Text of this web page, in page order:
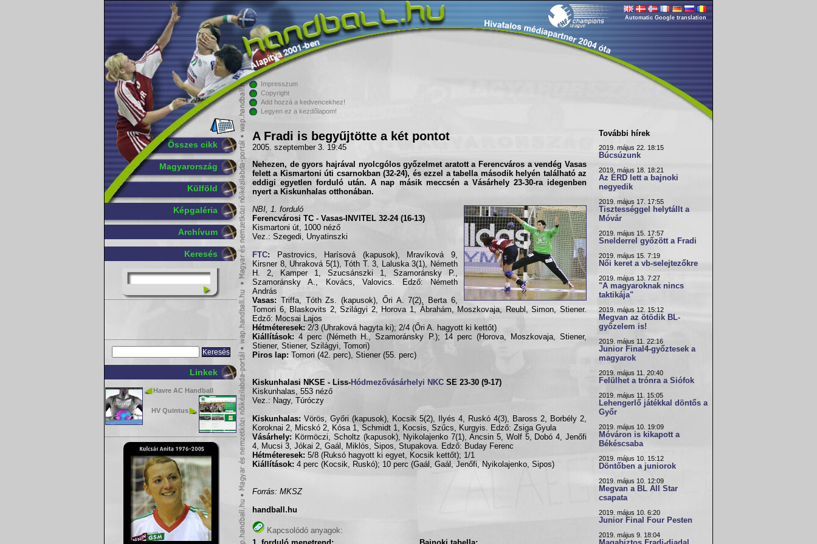
Összes cikk
Magyarország
Külföld
Képgaléria
Archívum
Keresés
Linkek
Havre AC Handball
HV Quintus
Automatic Google translation
Impresszum
Copyright
Add hozzá a kedvencekhez!
Legyen ez a kezdőlapom!
A Fradi is begyűjtötte a két pontot
2005. szeptember 3. 19:45
Nehezen, de gyors hajrával nyolcgólos győzelmet aratott a Ferencváros a vendégVasas
felett a Kismartoni úti csarnokban (32-24), és ezzel a tabella második helyén található az
eddigi egyetlen forduló után. A nap másik meccsén a Vásárhely23-30-ra idegenben
nyert a Kiskunhalas otthonában.
NBI, 1. forduló
Ferencvárosi TC - Vasas-INVITEL 32-24 (16-13)
Kismartoni út, 1000 néző
Vez.: Szegedi, Unyatinszki
FTC: Pastrovics, Harísová (kapusok), Mravíková 9,
Kirsner 8, Uhraková 5(1), Tóth T. 3, Laluska 3(1), Németh
H. 2, Kamper 1, Szucsánszki 1, Szamoránsky P.,
Szamoránsky A., Kovács, Valovics. Edző: Németh
András
Vasas: Triffa, Tóth Zs. (kapusok), Őri A. 7(2), Berta 6,
Tomori 6, Blaskovits 2, Szilágyi 2, Horova 1, Ábrahám, Moszkovaja, Reubl, Simon, Stiener.
Edző: Mocsai Lajos
Hétméteresek: 2/3 (Uhraková hagyta ki); 2/4 (Őri A. hagyott ki kettőt)
Kiállítások: 4 perc (Németh H., Szamoránsky P.); 14 perc (Horova, Moszkovaja, Stiener,
Stiener, Stiener, Szilágyi, Tomori)
Piros lap: Tomori (42. perc), Stiener (55. perc)
Kiskunhalasi NKSE - Liss-Hódmezővásárhelyi NKC SE 23-30 (9-17)
Kiskunhalas, 553 néző
Vez.: Nagy, Túróczy
Kiskunhalas: Vörös, Győri (kapusok), Kocsik 5(2), Ilyés 4, Ruskó 4(3), Baross 2, Borbély 2,
Koroknai 2, Micskó 2, Kósa 1, Schmidt 1, Kocsis, Szűcs, Kurgyis. Edző: Zsiga Gyula
Vásárhely: Körmöczi, Scholtz (kapusok), Nyikolajenko 7(1), Ancsin 5, Wolf 5, Dobó 4, Jenőfi
4, Mucsi 3, Jókai 2, Gaál, Miklós, Sipos, Stupakova. Edző: Buday Ferenc
Hétméteresek: 5/8 (Ruksó hagyott ki egyet, Kocsik kettőt); 1/1
Kiállítások: 4 perc (Kocsik, Ruskó); 10 perc (Gaál, Gaál, Jenőfi, Nyikolajenko, Sipos)
Forrás: MKSZ
handball.hu
Kapcsolódó anyagok:
További hírek
2019. május 22. 18:15
Búcsúzunk
2019. május 18. 18:21
Az ÉRD lett a bajnoki
negyedik
2019. május 17. 17:55
Tisztességgel helytállt a
Móvár
2019. május 15. 17:57
Snelderrel győzött a Fradi
2019. május 15. 7:19
Női keret a vb-selejtezőkre
2019. május 13. 7:27
"A magyaroknak nincs
taktikája"
2019. május 12. 15:12
Megvan az ötödik BL-
győzelem is!
2019. május 11. 22:16
Junior Final4-győztesek a
magyarok
2019. május 11. 20:40
Felülhet a trónra a Siófok
2019. május 11. 15:05
Lehengerlő játékkal döntős a
Győr
2019. május 10. 19:09
Móváron is kikapott a
Békéscsaba
2019. május 10. 15:12
Döntőben a juniorok
2019. május 10. 12:09
Megvan a BL All Star
csapata
2019. május 10. 6:20
Junior Final Four Pesten
2019. május 9. 18:04